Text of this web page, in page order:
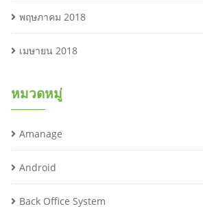
พฤษภาคม 2018
เมษายน 2018
หมวดหมู่
Amanage
Android
Back Office System